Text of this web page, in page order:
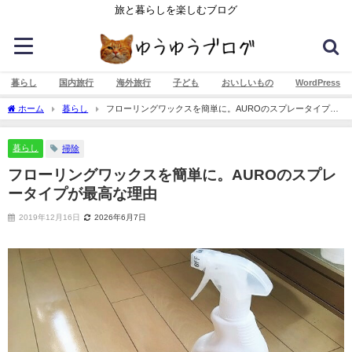
旅と暮らしを楽しむブログ
暮らし 国内旅行 海外旅行 子ども おいしいもの WordPress
ホーム 暮らし
フローリングワックスを簡単に。AUROのスプレータイプが
最高な理由
暮らし 掃除
フローリングワックスを簡単に。AUROのスプレ
ータイプが最高な理由
2019年12月16日 2026年6月7日